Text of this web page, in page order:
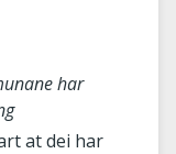
har
at dei har